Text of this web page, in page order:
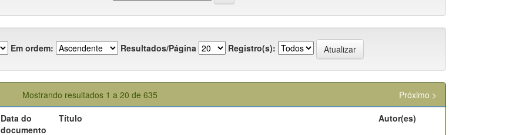
Em ordem: Resultados/Página Registro(s):
Mostrando resultados 1 a 20 de 635
Próximo >
Data do
documento
Título Autor(es)